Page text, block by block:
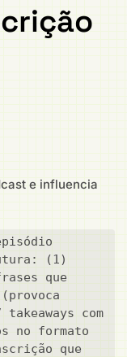
e influencia
(1)
que
com
no formato
que